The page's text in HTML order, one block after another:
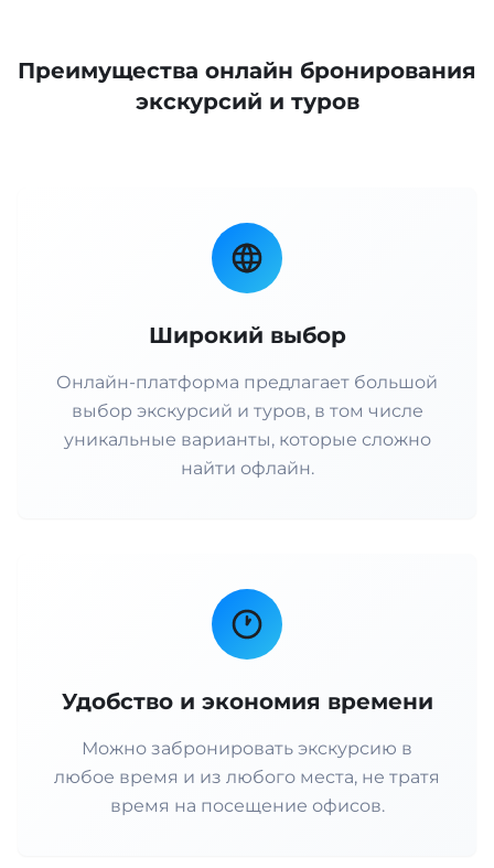
Преимущества онлайн бронирования
экскурсий и туров
Широкий выбор
Онлайн-платформа предлагает большой
выбор экскурсий и туров, в том числе
уникальные варианты, которые сложно
найти офлайн.
Удобство и экономия времени
Можно забронировать экскурсию в
любое время и из любого места, не тратя
время на посещение офисов.